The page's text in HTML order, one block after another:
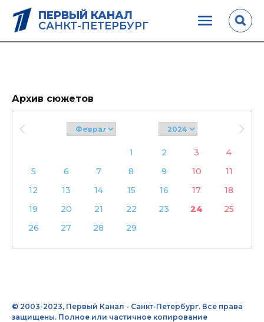
ПЕРВЫЙ КАНАЛ
САНКТ-ПЕТЕРБУРГ
Архив сюжетов
1 2 3
4
5
6 7 8 9 10
11
12
13 14 15 16 17
18
19
20 21 22 23 24
25
26
27 28 29
© 2003-2023, Первый Канал - Санкт-Петербург. Все права
защищены. Полное или частичное копирование